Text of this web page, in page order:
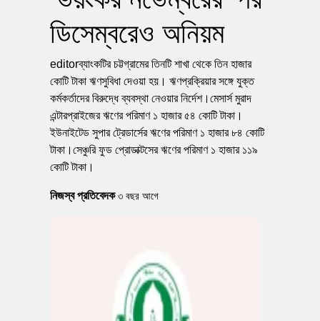
ডিসেম্বরেও অনিয়ম
editorব্যাংকটির চট্টগ্রামের তিনটি শাখা থেকে তিন হাজার
কোটি টাকা ঋণসুবিধা দেওয়া হয়। ঋণপ্রক্রিয়ার সঙ্গে যুক্ত
কর্মকর্তাদের বিরুদ্ধে ব্যবস্থা নেওয়ার নির্দেশ।মেসার্স মুরাদ
এন্টারপ্রাইজের ঋণের পরিমাণ ১ হাজার ৫৪ কোটি টাকা।
ইউনাইটেড সুপার ট্রেডার্সের ঋণের পরিমাণ ১ হাজার ৮৪ কোটি
টাকা।সেঞ্চুরি ফুড প্রোডাক্টসের ঋণের পরিমাণ ১ হাজার ১১৯
কোটি টাকা।
নিজস্ব প্রতিবেদক ৩ বছর আগে